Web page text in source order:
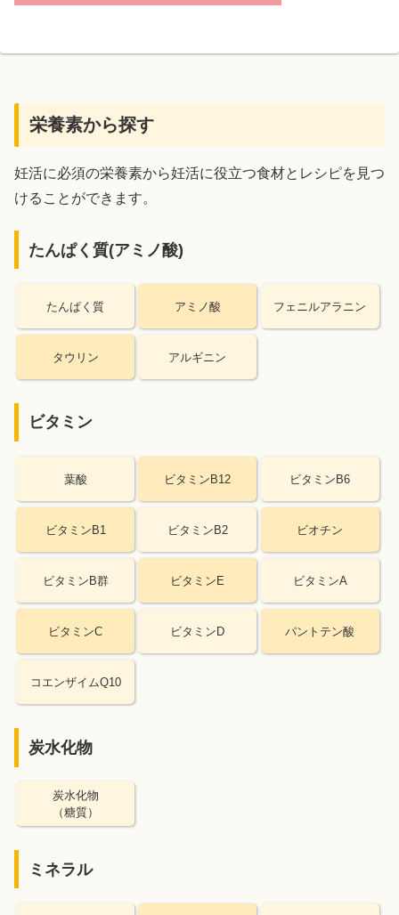
栄養素から探す
妊活に必須の栄養素から妊活に役立つ食材とレシピを見つ
けることができます。
たんぱく質(アミノ酸)
たんぱく質 アミノ酸 フェニルアラニン
タウリン アルギニン
ビタミン
葉酸 ビタミンB12 ビタミンB6
ビタミンB1 ビタミンB2 ビオチン
ビタミンB群 ビタミンE ビタミンA
ビタミンC ビタミンD パントテン酸
コエンザイムQ10
炭水化物
炭水化物
（糖質）
ミネラル